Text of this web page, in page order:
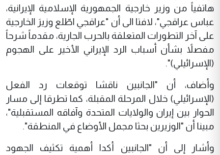
هاتفياً من وزير خارجية الجمهورية الإسلامية الإيرانية،
عباس عراقجي"، لافتا الى أن "عراقجي اطّلع وزيرَ الخارجية
على آخر التطورات المتعلقة بالحرب الجارية، مقدماً شرحاً
مفصلاً بشأن أسباب الرد الإيراني الأخير على الهجوم
(الإسرائيلي)".
وأضاف، أن "الجانبين ناقشا توقعات رد الفعل
(الإسرائيلي) خلال المرحلة المقبلة، كما تطرقا إلى مسار
الحوار بين إيران والولايات المتحدة وآفاقه المستقبلية"،
مبينا أن "الوزيرين بحثا مجمل الأوضاع في المنطقة".
وأشار إلى أن "الجانبين أكدا أهمية تكثيف الجهود